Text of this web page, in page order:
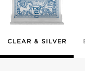
CLEAR & SILVER